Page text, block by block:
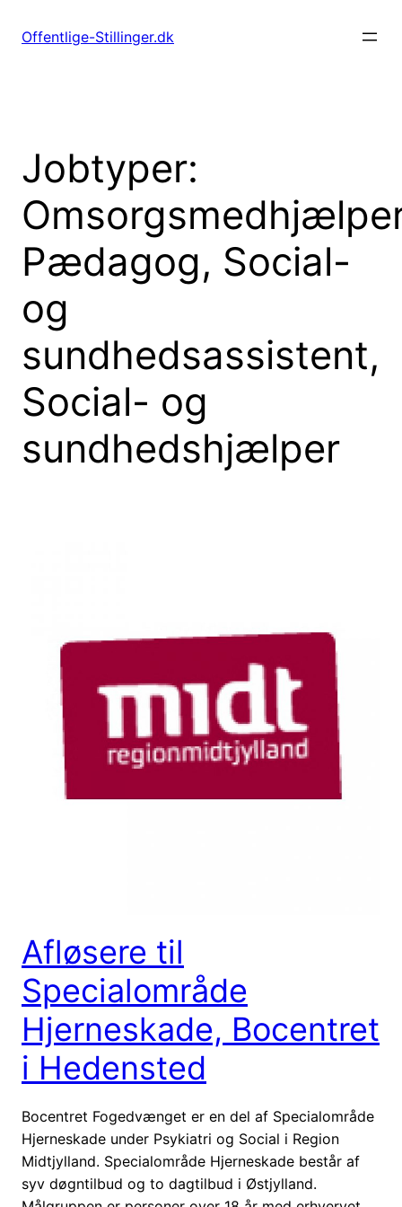
Offentlige-Stillinger.dk
Jobtyper:
Pædagog, Social-
og
sundhedsassistent,
Social- og
sundhedshjælper
Afløsere til
Specialområde
Hjerneskade, Bocentret
i Hedensted
Bocentret Fogedvænget er en del af Specialområde
Hjerneskade under Psykiatri og Social i Region
Midtjylland. Specialområde Hjerneskade består af
syv døgntilbud og to dagtilbud i Østjylland.